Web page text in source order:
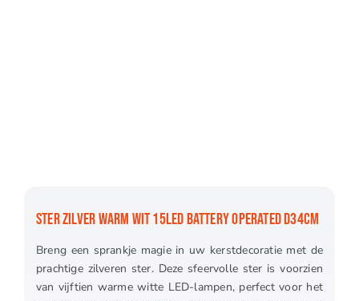
STER ZILVER WARM WIT 15LED BATTERY OPERATED D34CM
Breng een sprankje magie in uw kerstdecoratie met de
prachtige zilveren ster. Deze sfeervolle ster is voorzien
van vijftien warme witte LED-lampen, perfect voor het